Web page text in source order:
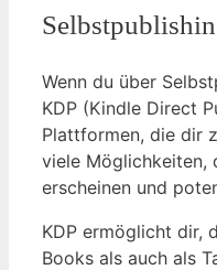
Wenn du über
KDP (Kindle Direct
Plattformen, die dir
viele Möglichkeiten,
erscheinen und
KDP ermöglicht dir,
Books als auch als